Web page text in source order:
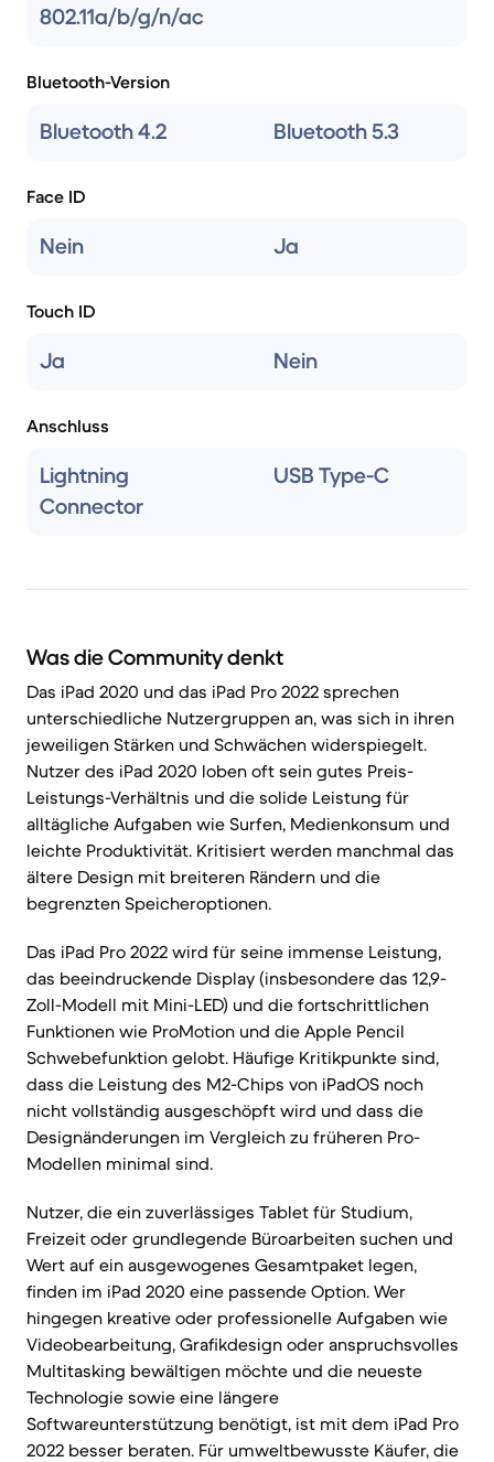
802.11a/b/g/n/ac
Bluetooth-Version
Bluetooth 4.2 Bluetooth 5.3
Face ID
Nein Ja
Touch ID
Ja Nein
Anschluss
Lightning
Connector
USB Type-C
Was die Community denkt
Das iPad 2020 und das iPad Pro 2022 sprechen
unterschiedliche Nutzergruppen an, was sich in ihren
jeweiligen Stärken und Schwächen widerspiegelt.
Nutzer des iPad 2020 loben oft sein gutes Preis-
Leistungs-Verhältnis und die solide Leistung für
alltägliche Aufgaben wie Surfen, Medienkonsum und
leichte Produktivität. Kritisiert werden manchmal das
ältere Design mit breiteren Rändern und die
begrenzten Speicheroptionen.
Das iPad Pro 2022 wird für seine immense Leistung,
das beeindruckende Display (insbesondere das 12,9-
Zoll-Modell mit Mini-LED) und die fortschrittlichen
Funktionen wie ProMotion und die Apple Pencil
Schwebefunktion gelobt. Häufige Kritikpunkte sind,
dass die Leistung des M2-Chips von iPadOS noch
nicht vollständig ausgeschöpft wird und dass die
Designänderungen im Vergleich zu früheren Pro-
Modellen minimal sind.
Nutzer, die ein zuverlässiges Tablet für Studium,
Freizeit oder grundlegende Büroarbeiten suchen und
Wert auf ein ausgewogenes Gesamtpaket legen,
finden im iPad 2020 eine passende Option. Wer
hingegen kreative oder professionelle Aufgaben wie
Videobearbeitung, Grafikdesign oder anspruchsvolles
Multitasking bewältigen möchte und die neueste
Technologie sowie eine längere
Softwareunterstützung benötigt, ist mit dem iPad Pro
2022 besser beraten. Für umweltbewusste Käufer, die